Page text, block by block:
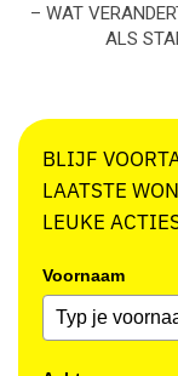
– WAT
ALS
BLIJF
LAATSTE
LEUKE
Voornaam